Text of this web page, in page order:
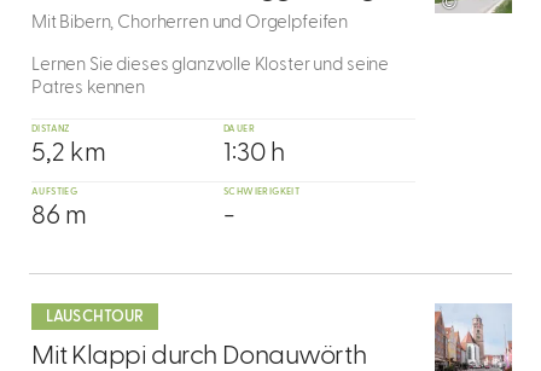
©
Mit Bibern, Chorherren und Orgelpfeifen
Lernen Sie dieses glanzvolle Kloster und seine
Patres kennen
DISTANZ
5,2 km
DAUER
1:30 h
AUFSTIEG
86 m
SCHWIERIGKEIT
-
LAUSCHTOUR
8
Mit Klappi durch Donauwörth
dazu